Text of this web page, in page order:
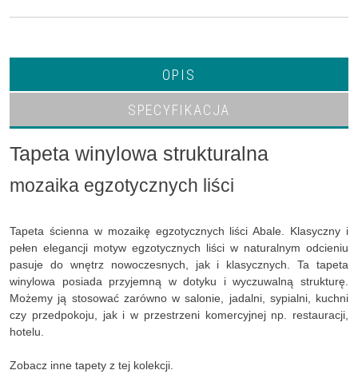
OPIS
SPECYFIKACJA
Tapeta winylowa strukturalna
mozaika egzotycznych liści
Tapeta ścienna w mozaikę egzotycznych liści Abale. Klasyczny i
pełen elegancji motyw egzotycznych liści w naturalnym odcieniu
pasuje do wnętrz nowoczesnych, jak i klasycznych. Ta tapeta
winylowa posiada przyjemną w dotyku i wyczuwalną strukturę.
Możemy ją stosować zarówno w salonie, jadalni, sypialni, kuchni
czy przedpokoju, jak i w przestrzeni komercyjnej np. restauracji,
hotelu.
Zobacz inne tapety z tej kolekcji.